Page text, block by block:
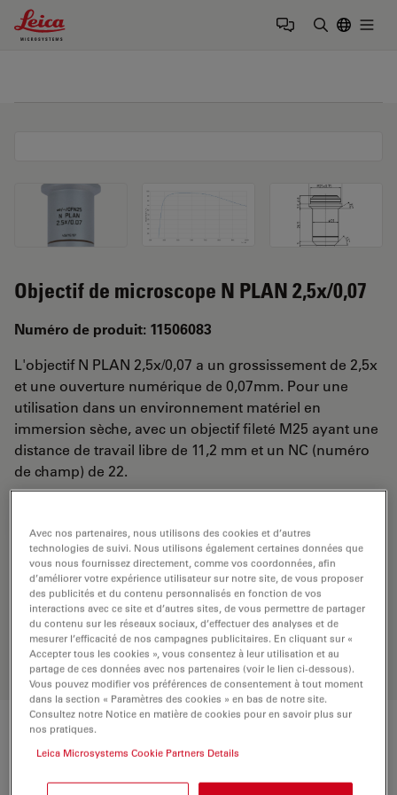
Leica Microsystems Logo
Objectif de microscope N PLAN 2,5x/0,07
Numéro de produit: 11506083
L'objectif N PLAN 2,5x/0,07 a un grossissement de 2,5x
et une ouverture numérique de 0,07mm. Pour une
utilisation dans un environnement matériel en
immersion sèche, avec un objectif fileté M25 ayant une
distance de travail libre de 11,2 mm et un NC (numéro
de champ) de 22.
DEMANDE DE DEVIS
Découvrez la solution idéale.
Explorez notresélecteur d’objectifs
comparez les alternatives et trouvez
l’option la mieux adaptée à vos
besoins.
Caractéristiques techniques
Avec nos partenaires, nous utilisons des cookies et d’autres
technologies de suivi. Nous utilisons également certaines données que
vous nous fournissez directement, comme vos coordonnées, afin
d’améliorer votre expérience utilisateur sur notre site, de vous proposer
des publicités et du contenu personnalisés en fonction de vos
interactions avec ce site et d’autres sites, de vous permettre de partager
du contenu sur les réseaux sociaux, d’effectuer des analyses et de
mesurer l’efficacité de nos campagnes publicitaires. En cliquant sur «
Accepter tous les cookies », vous consentez à leur utilisation et au
partage de ces données avec nos partenaires (voir le lien ci-dessous).
Vous pouvez modifier vos préférences de consentement à tout moment
dans la section « Paramètres des cookies » en bas de notre site.
Consultez notre Notice en matière de cookies pour en savoir plus sur
nos pratiques.
Leica Microsystems Cookie Partners Details